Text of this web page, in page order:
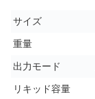
サイズ
重量
出力モード
リキッド容量